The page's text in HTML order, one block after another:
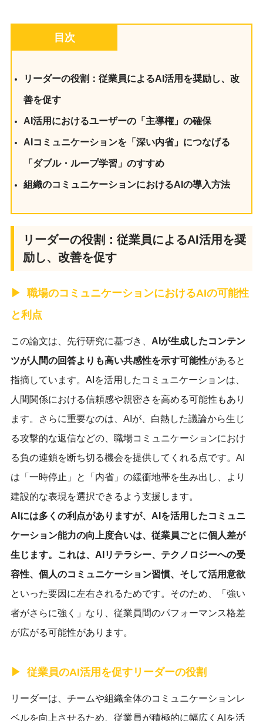
目次
リーダーの役割：従業員によるAI活用を奨励し、改
善を促す
AI活用におけるユーザーの「主導権」の確保
AIコミュニケーションを「深い内省」につなげる
「ダブル・ループ学習」のすすめ
組織のコミュニケーションにおけるAIの導入方法
リーダーの役割：従業員によるAI活用を奨
励し、改善を促す
職場のコミュニケーションにおけるAIの可能性
と利点
この論文は、先行研究に基づき、 AIが生成したコンテン
ツが人間の回答よりも高い共感性を示す可能性があると
指摘しています。AIを活用したコミュニケーションは、
人間関係における信頼感や親密さを高める可能性もあり
ます。さらに重要なのは、AIが、白熱した議論から生じ
る攻撃的な返信などの、職場コミュニケーションにおけ
る負の連鎖を断ち切る機会を提供してくれる点です。AI
は「一時停止」と「内省」の緩衝地帯を生み出し、より
建設的な表現を選択できるよう支援します。
AIには多くの利点がありますが、AIを活用したコミュニ
ケーション能力の向上度合いは、従業員ごとに個人差が
生じます。これは、AIリテラシー、テクノロジーへの受
容性、個人のコミュニケーション習慣、そして活用意欲
といった要因に左右されるためです。そのため、「強い
者がさらに強く」なり、従業員間のパフォーマンス格差
が広がる可能性があります。
従業員のAI活用を促すリーダーの役割
リーダーは、チームや組織全体のコミュニケーションレ
ベルを向上させるため、従業員が積極的に幅広くAIを活